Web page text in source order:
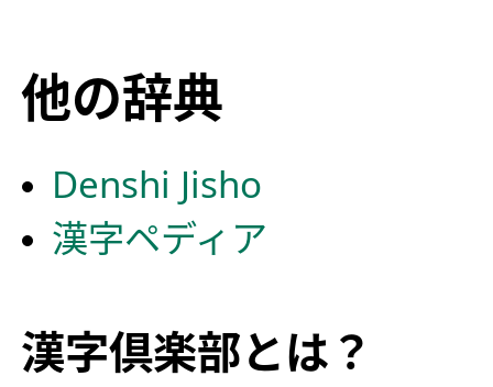
他の辞典
Denshi Jisho
漢字ペディア
漢字倶楽部とは？